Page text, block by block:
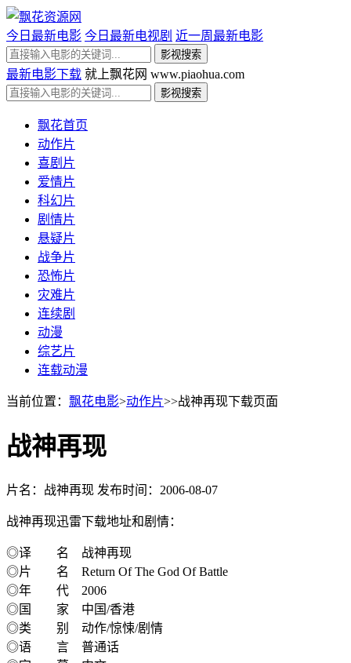
今日最新电影 今日最新电视剧 近一周最新电影
最新电影下载 就上飘花网 www.piaohua.com
飘花首页
动作片
喜剧片
爱情片
科幻片
剧情片
悬疑片
战争片
恐怖片
灾难片
连续剧
动漫
综艺片
连载动漫
当前位置： 飘花电影>动作片>>战神再现下载页面
战神再现
片名：战神再现 发布时间：2006-08-07
战神再现迅雷下载地址和剧情：
◎译 名 战神再现
◎片 名 Return Of The God Of Battle
◎年 代 2006
◎国 家 中国/香港
◎类 别 动作/惊悚/剧情
◎语 言 普通话